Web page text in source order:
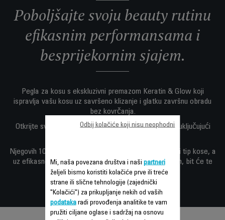
Poboljšajte svoju beauty rutinu
efikasnim performansama i
besprijekornim sjajem.
Pegla za kosu s ekskluzivni premazom Keratin & Glow koji
ispravlja vašu kosu uz savršeno klizanje i glatku završnu obradu
bez kovrčanja.
Otkrijte svestrano oblikovanje kose za bilo koji stil - uključujući
Njegovih 10 postavki temperature brzo djeluje na svaki tip kose, a
uz efikasnost sistema pomičnih ploča jednim potezom, bit će te
spremni za tren oka i izgledati najbolje!
Mi, naša povezana društva i naši partneri
željeli bismo koristiti kolačiće prve ili treće
strane ili slične tehnologije (zajednički
"Kolačići") za prikupljanje nekih od vaših
podatakaradi provođenja analitike te vam
pružiti ciljane oglase i sadržaj na osnovu
Odbij kolačiće koji nisu neophodni